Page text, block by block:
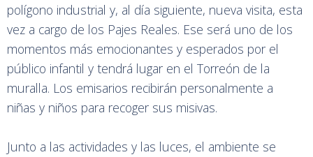
polígono industrial y, al día siguiente, nueva visita, esta
vez a cargo de los Pajes Reales. Ese será uno de los
momentos más emocionantes y esperados por el
público infantil y tendrá lugar en el Torreón de la
muralla. Los emisarios recibirán personalmente a
niñas y niños para recoger sus misivas.
Junto a las actividades y las luces, el ambiente se